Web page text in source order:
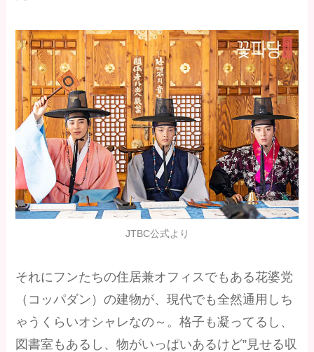
JTBC公式より
それにフンたちの住居兼オフィスでもある花婆党
（コッパダン）の建物が、現代でも全然通用しち
ゃうくらいオシャレなの～。格子も凝ってるし、
図書室もあるし、物がいっぱいあるけど”見せる収